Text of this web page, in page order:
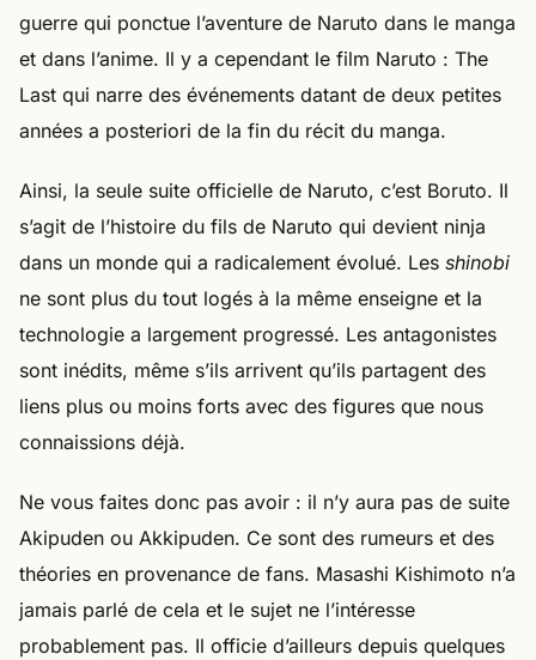
guerre qui ponctue l’aventure de Naruto dans le manga
et dans l’anime. Il y a cependant le film Naruto : The
Last qui narre des événements datant de deux petites
années a posteriori de la fin du récit du manga.
Ainsi, la seule suite officielle de Naruto, c’est Boruto. Il
s’agit de l’histoire du fils de Naruto qui devient ninja
dans un monde qui a radicalement évolué. Les shinobi
ne sont plus du tout logés à la même enseigne et la
technologie a largement progressé. Les antagonistes
sont inédits, même s’ils arrivent qu’ils partagent des
liens plus ou moins forts avec des figures que nous
connaissions déjà.
Ne vous faites donc pas avoir : il n’y aura pas de suite
Akipuden ou Akkipuden. Ce sont des rumeurs et des
théories en provenance de fans. Masashi Kishimoto n’a
jamais parlé de cela et le sujet ne l’intéresse
probablement pas. Il officie d’ailleurs depuis quelques